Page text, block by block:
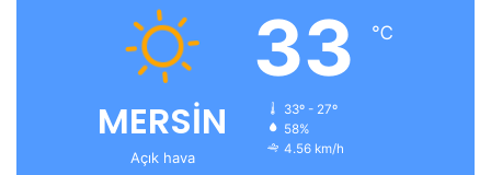
MERSİN
Açık hava
33 ℃
33º - 27º
58%
4.56 km/h